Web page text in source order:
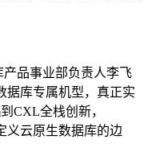
品事业部负责人李飞
据库专属机型，真正实
CXL全栈创新，
义云原生数据库的边